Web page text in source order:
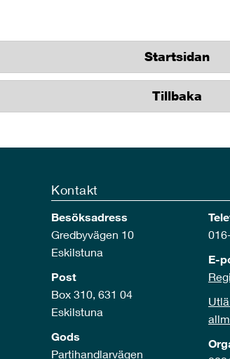
Startsidan
Tillbaka
Kontakt
Besöksadress
Gredbyvägen 10
Eskilstuna
Post
Box 310, 631 04
Eskilstuna
Gods
Partihandlarvägen
E-